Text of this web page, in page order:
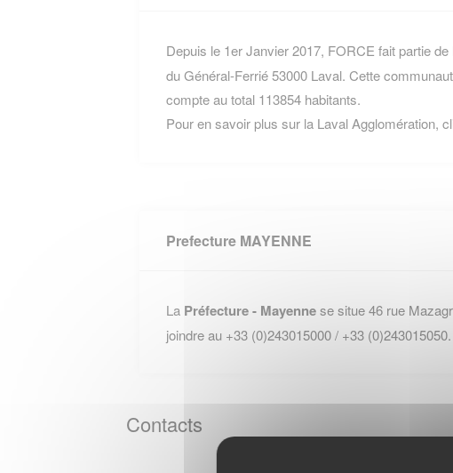
Depuis le 1er Janvier 2017, FORCE fait partie de
du Général-Ferrié 53000 Laval. Cette
compte au total 113854 habitants.
Pour en savoir plus sur la Laval Agglomération,
Prefecture MAYENNE
La Préfecture - Mayennese situe 46 rue
joindre au +33 (0)243015000 / +33 (0)243015050.
Contacts